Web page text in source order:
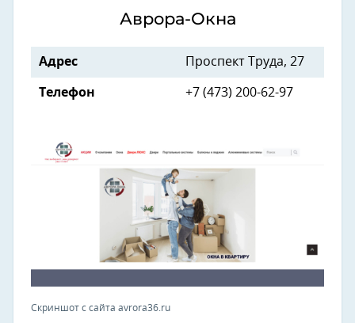
Аврора-Окна
Адрес Проспект Труда, 27
Телефон +7 (473) 200-62-97
Скриншот с сайта avrora36.ru